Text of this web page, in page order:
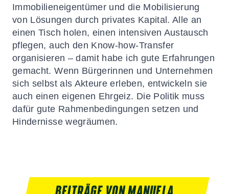
Immobilieneigentümer und die Mobilisierung
von Lösungen durch privates Kapital. Alle an
einen Tisch holen, einen intensiven Austausch
pflegen, auch den Know-how-Transfer
organisieren – damit habe ich gute Erfahrungen
gemacht. Wenn Bürgerinnen und Unternehmen
sich selbst als Akteure erleben, entwickeln sie
auch einen eigenen Ehrgeiz. Die Politik muss
dafür gute Rahmenbedingungen setzen und
Hindernisse wegräumen.
BEITRÄGE VON MANUELA